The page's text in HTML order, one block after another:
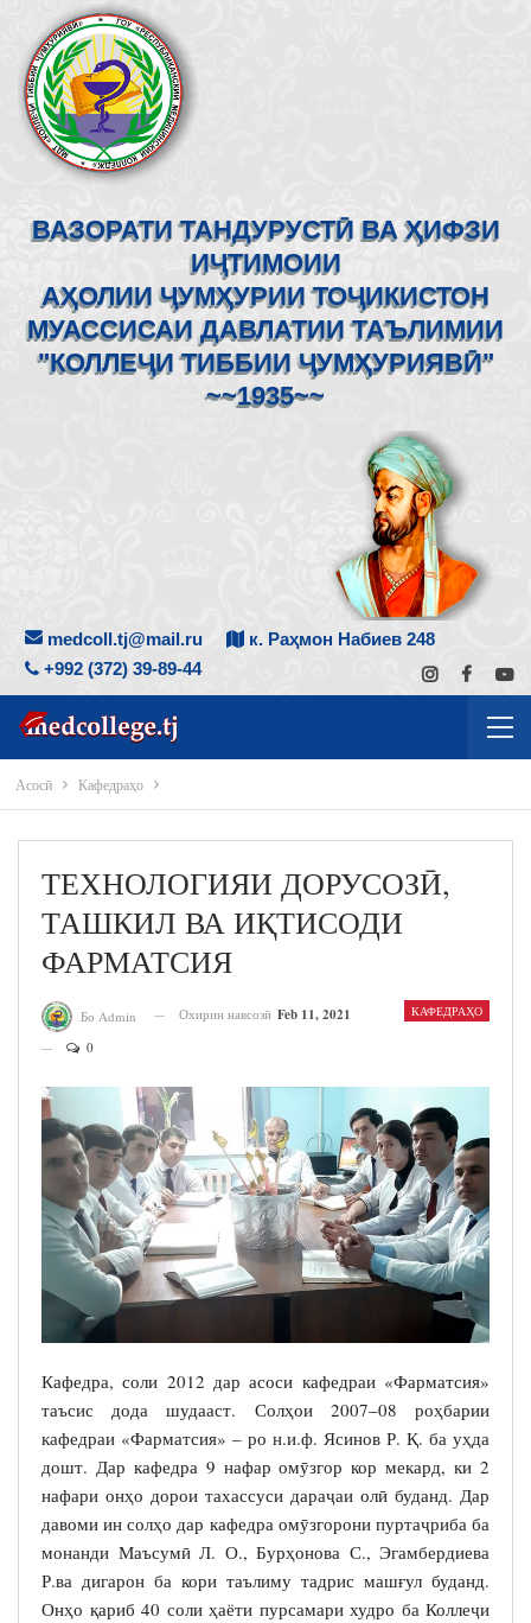
ВАЗОРАТИ ТАНДУРУСТӢ ВА ҲИФЗИ
ИҶТИМОИИ
АҲОЛИИ ҶУМҲУРИИ ТОҶИКИСТОН
МУАССИСАИ ДАВЛАТИИ ТАЪЛИМИИ
"КОЛЛЕҶИ ТИББИИ ҶУМҲУРИЯВӢ"
~~1935~~
medcoll.tj@mail.ru
к. Раҳмон Набиев 248
+992 (372) 39-89-44
Асосӣ Кафедраҳо
ТЕХНОЛОГИЯИ ДОРУСОЗӢ,
ТАШКИЛ ВА ИҚТИСОДИ
ФАРМАТСИЯ
КАФЕДРАҲО
Бо Admin Охирин навсозӣ Feb 11, 2021
0
Кафедра, соли 2012 дар асоси кафедраи «Фарматсия»
таъсис дода шудааст. Солҳои 2007–08 роҳбарии
кафедраи «Фарматсия» – ро н.и.ф. Ясинов Р. Қ. ба уҳда
дошт. Дар кафедра 9 нафар омӯзгор кор мекард, ки 2
нафари онҳо дорои тахассуси дараҷаи олӣ буданд. Дар
давоми ин солҳо дар кафедра омӯзгорони пуртаҷриба ба
монанди Маъсумӣ Л. О., Бурҳонова С., Эгамбердиева
Р.ва дигарон ба кори таълиму тадрис машғул буданд.
Онҳо қариб 40 соли ҳаёти пурсамари худро ба Коллеҷи